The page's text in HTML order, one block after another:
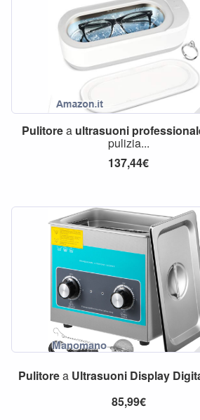
Pulitorea ultrasuoni
pulizia...
137,44€
Pulitorea Ultrasuoni Display
85,99€